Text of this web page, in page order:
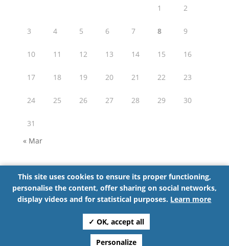
1 2
3 4 5 6 7 8 9
10 11 12 13 14 15 16
17 18 19 20 21 22 23
24 25 26 27 28 29 30
31
« Mar
Partager cette page :
©Espace Net Srl | 2024
This site uses cookies to ensure its proper functioning,
personalise the content, offer sharing on social networks,
display videos and for statistical purposes. Learn more
✓ OK, accept all
Personalize